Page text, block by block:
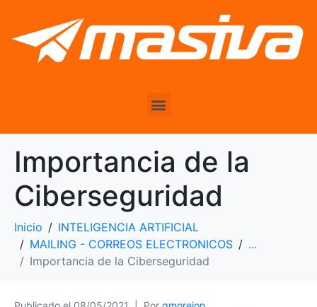
Importancia de la
Ciberseguridad
Inicio
INTELIGENCIA ARTIFICIAL
MAILING - CORREOS ELECTRONICOS
...
Importancia de la Ciberseguridad